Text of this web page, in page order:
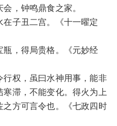
，钟鸣鼎食之家。
在子丑二宫。《十一曜定
瓶，得局贵格。《元妙经
行权，虽曰水神用事，能非
滞，不能变化。得火为上
方可言令也。《七政四时